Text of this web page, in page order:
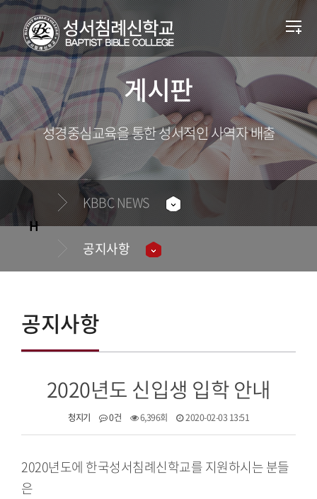
게시판
성경중심교육을 통한 성서적인 사역자 배출
KBBC NEWS
공지사항
공지사항
2020년도 신입생 입학 안내
청지기 0건 6,396회 2020-02-03 13:51
2020년도에 한국성서침례신학교를 지원하시는 분들
은